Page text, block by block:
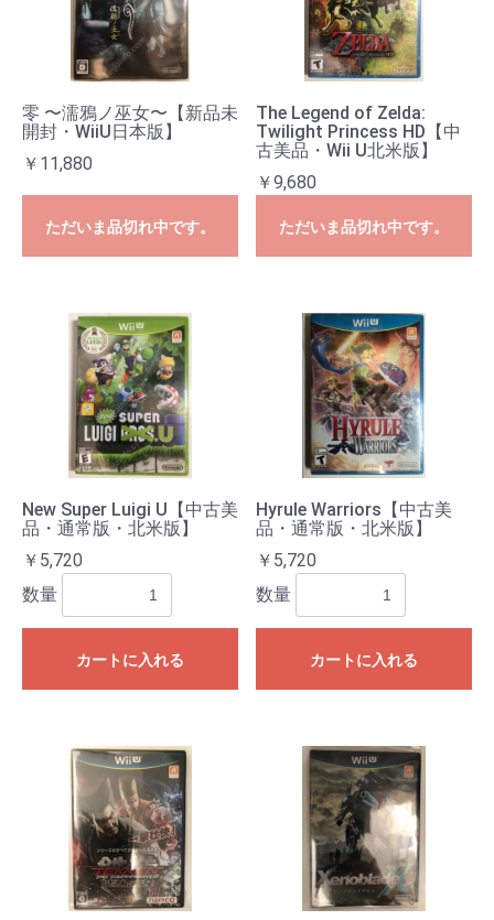
零 〜濡鴉ノ巫女〜【新品未
開封・WiiU日本版】
￥11,880
ただいま品切れ中です。
The Legend of Zelda:
Twilight Princess HD【中
古美品・Wii U北米版】
￥9,680
ただいま品切れ中です。
New Super Luigi U【中古美
品・通常版・北米版】
￥5,720
数量
カートに入れる
Hyrule Warriors【中古美
品・通常版・北米版】
￥5,720
数量
カートに入れる